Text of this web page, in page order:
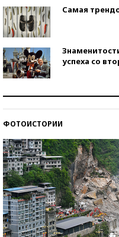
Самая
успеха со
ФОТОИСТОРИИ